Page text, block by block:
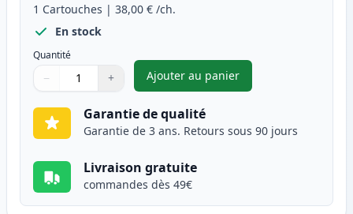
1 Cartouches | 38,00 € /ch.
En stock
Quantité
Quantité
Utilisez les boutons pour ajuster
− +
Quantité
Ajouter au panier
,Brother DR241 tambour
Garantie de qualité
Garantie de 3 ans. Retours sous 90 jours
Livraison gratuite
commandes dès 49€